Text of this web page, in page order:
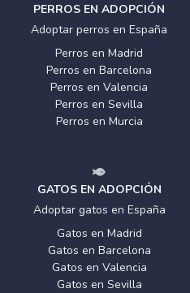
PERROS EN ADOPCIÓN
Adoptar perros en España
Perros en Madrid
Perros en Barcelona
Perros en Valencia
Perros en Sevilla
Perros en Murcia
GATOS EN ADOPCIÓN
Adoptar gatos en España
Gatos en Madrid
Gatos en Barcelona
Gatos en Valencia
Gatos en Sevilla